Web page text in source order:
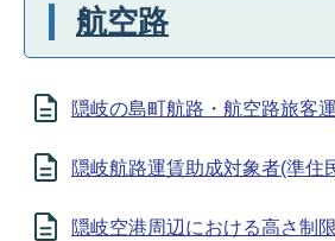
航空路
隠岐の島町航路・航空路旅客
隠岐航路運賃助成対象者(準住
隠岐空港周辺における高さ制限